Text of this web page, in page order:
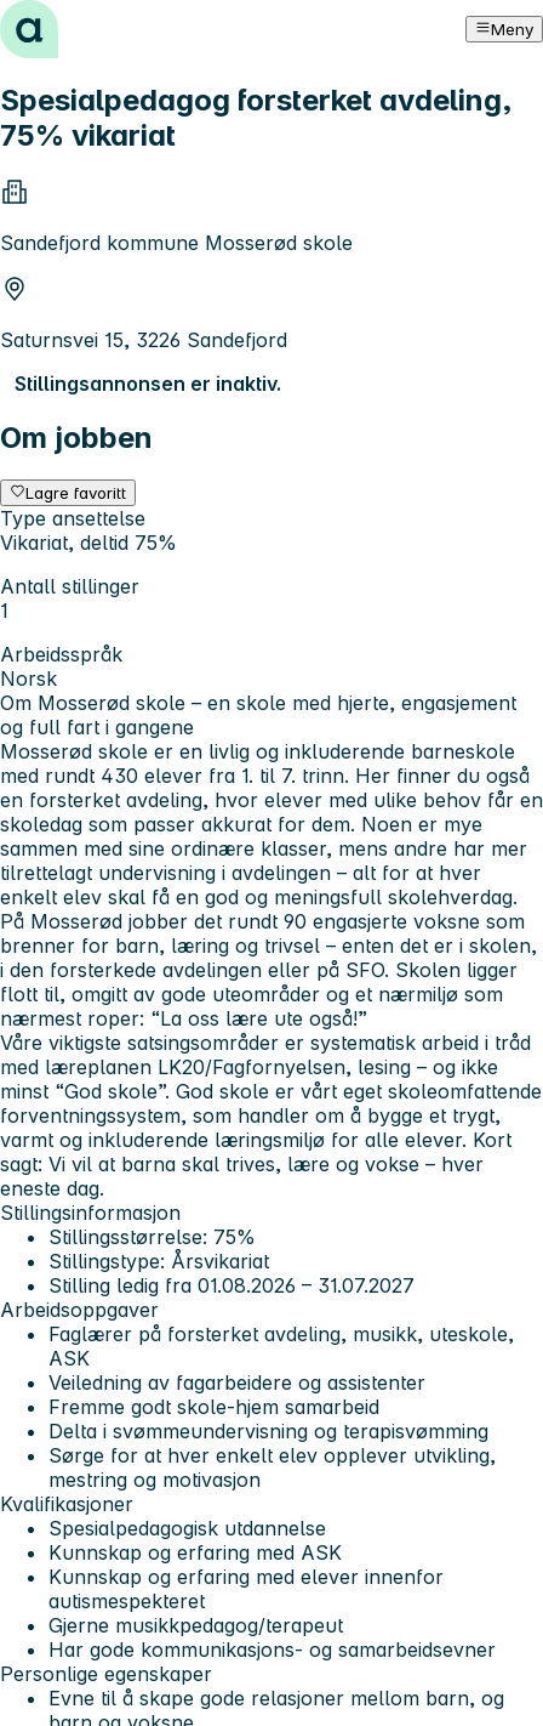
Hopp til innhold Meny
Spesialpedagog forsterket avdeling,
75% vikariat
Sandefjord kommune Mosserød skole
Saturnsvei 15, 3226 Sandefjord
Stillingsannonsen er inaktiv.
Om jobben
Lagre favoritt
Type ansettelse
Vikariat, deltid 75%
Antall stillinger
1
Arbeidsspråk
Norsk
Om Mosserød skole – en skole med hjerte, engasjement
og full fart i gangene
Mosserød skole er en livlig og inkluderende barneskole
med rundt 430 elever fra 1. til 7. trinn. Her finner du også
en forsterket avdeling, hvor elever med ulike behov får en
skoledag som passer akkurat for dem. Noen er mye
sammen med sine ordinære klasser, mens andre har mer
tilrettelagt undervisning i avdelingen – alt for at hver
enkelt elev skal få en god og meningsfull skolehverdag.
På Mosserød jobber det rundt 90 engasjerte voksne som
brenner for barn, læring og trivsel – enten det er i skolen,
i den forsterkede avdelingen eller på SFO. Skolen ligger
flott til, omgitt av gode uteområder og et nærmiljø som
nærmest roper: “La oss lære ute også!”
Våre viktigste satsingsområder er systematisk arbeid i tråd
med læreplanen LK20/Fagfornyelsen, lesing – og ikke
minst “God skole”. God skole er vårt eget skoleomfattende
forventningssystem, som handler om å bygge et trygt,
varmt og inkluderende læringsmiljø for alle elever. Kort
sagt: Vi vil at barna skal trives, lære og vokse – hver
eneste dag.
Stillingsinformasjon
Stillingsstørrelse: 75%
Stillingstype: Årsvikariat
Stilling ledig fra 01.08.2026 – 31.07.2027
Arbeidsoppgaver
Faglærer på forsterket avdeling, musikk, uteskole,
ASK
Veiledning av fagarbeidere og assistenter
Fremme godt skole-hjem samarbeid
Delta i svømmeundervisning og terapisvømming
Sørge for at hver enkelt elev opplever utvikling,
mestring og motivasjon
Kvalifikasjoner
Spesialpedagogisk utdannelse
Kunnskap og erfaring med ASK
Kunnskap og erfaring med elever innenfor
autismespekteret
Gjerne musikkpedagog/terapeut
Har gode kommunikasjons- og samarbeidsevner
Personlige egenskaper
Evne til å skape gode relasjoner mellom barn, og